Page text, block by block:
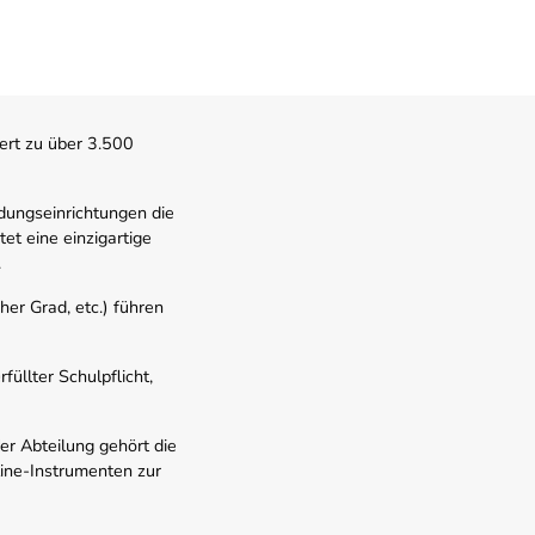
zu über 3.500
die
eine einzigartige
Grad, etc.) führen
Schulpflicht,
Abteilung gehört die
Instrumenten zur